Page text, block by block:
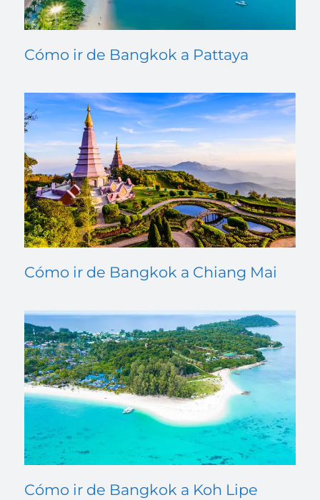
Cómo ir de Bangkok a Pattaya
Cómo ir de Bangkok a Chiang Mai
Cómo ir de Bangkok a Koh Lipe